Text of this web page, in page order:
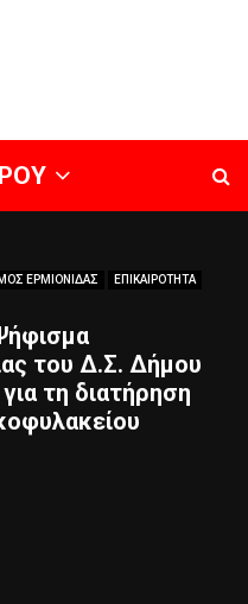
ΕΡΜΙΟΝΙΔΑΣ
ΕΠΙΚΑΙΡΟΤΗΤΑ
του Δ.Σ. Δήμου
τη διατήρηση